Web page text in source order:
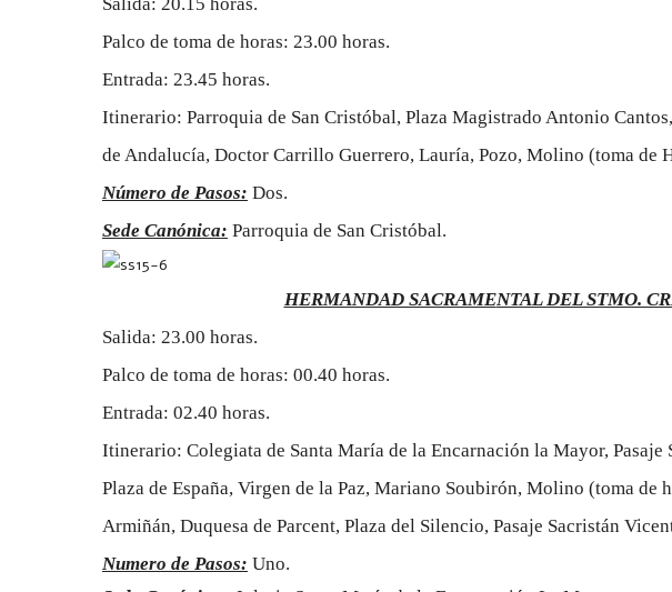
Palco de toma de horas: 23.00 horas.
Entrada: 23.45 horas.
Itinerario: Parroquia de San Cristóbal, Plaza Magistrado Antonio
de Andalucía, Doctor Carrillo Guerrero, Lauría, Pozo, Molino (toma de
Número de Pasos: Dos.
Sede Canónica: Parroquia de San Cristóbal.
HERMANDAD SACRAMENTAL DEL STMO.
Salida: 23.00 horas.
Palco de toma de horas: 00.40 horas.
Entrada: 02.40 horas.
Itinerario: Colegiata de Santa María de la Encarnación la Mayor,
Plaza de España, Virgen de la Paz, Mariano Soubirón, Molino (toma de
Armiñán, Duquesa de Parcent, Plaza del Silencio, Pasaje Sacristán
Numero de Pasos: Uno.